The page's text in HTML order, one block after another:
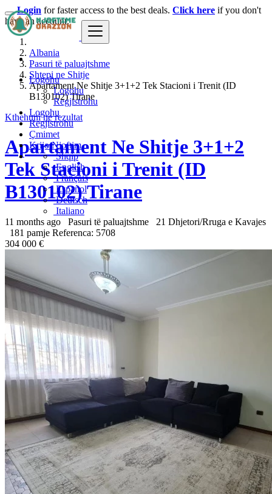
Logohu
Logohu
Regjistrohu
Logohu
Regjistrohu
Çmimet
Krijo Njoftim
Shqip
English
Français
Español
Deutsch
Italiano
Login for faster access to the best deals. Click here if you don't
have an account.
Albania
Pasuri të paluajtshme
Shtepi ne Shitje
Apartament Ne Shitje 3+1+2 Tek Stacioni i Trenit (ID
B130102) Tirane
Kthehuni ne rezultat
Apartament Ne Shitje 3+1+2
Tek Stacioni i Trenit (ID
B130102) Tirane
11 months ago Pasuri të paluajtshme
21 Dhjetori/Rruga e Kavajes
181 pamje Referenca: 5708
304 000 €